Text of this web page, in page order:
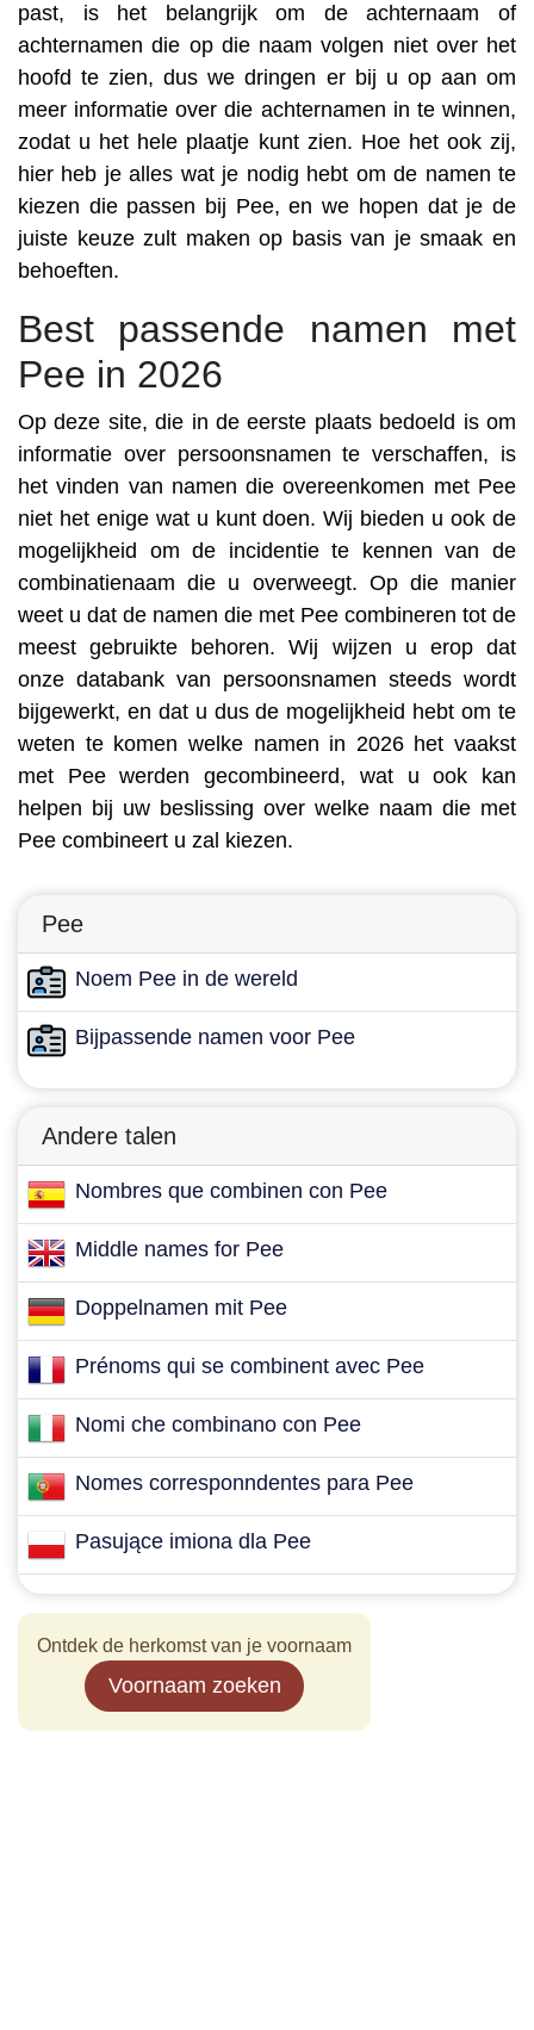
past, is het belangrijk om de achternaam of
achternamen die op die naam volgen niet over het
hoofd te zien, dus we dringen er bij u op aan om
meer informatie over die achternamen in te winnen,
zodat u het hele plaatje kunt zien. Hoe het ook zij,
hier heb je alles wat je nodig hebt om de namen te
kiezen die passen bij Pee, en we hopen dat je de
juiste keuze zult maken op basis van je smaak en
behoeften.
Best passende namen met
Pee in 2026
Op deze site, die in de eerste plaats bedoeld is om
informatie over persoonsnamen te verschaffen, is
het vinden van namen die overeenkomen met Pee
niet het enige wat u kunt doen. Wij bieden u ook de
mogelijkheid om de incidentie te kennen van de
combinatienaam die u overweegt. Op die manier
weet u dat de namen die met Pee combineren tot de
meest gebruikte behoren. Wij wijzen u erop dat
onze databank van persoonsnamen steeds wordt
bijgewerkt, en dat u dus de mogelijkheid hebt om te
weten te komen welke namen in 2026 het vaakst
met Pee werden gecombineerd, wat u ook kan
helpen bij uw beslissing over welke naam die met
Pee combineert u zal kiezen.
Pee
Noem Pee in de wereld
Bijpassende namen voor Pee
Andere talen
Nombres que combinen con Pee
Middle names for Pee
Doppelnamen mit Pee
Prénoms qui se combinent avec Pee
Nomi che combinano con Pee
Nomes corresponndentes para Pee
Pasujące imiona dla Pee
Ontdek de herkomst van je voornaam
Voornaam zoeken